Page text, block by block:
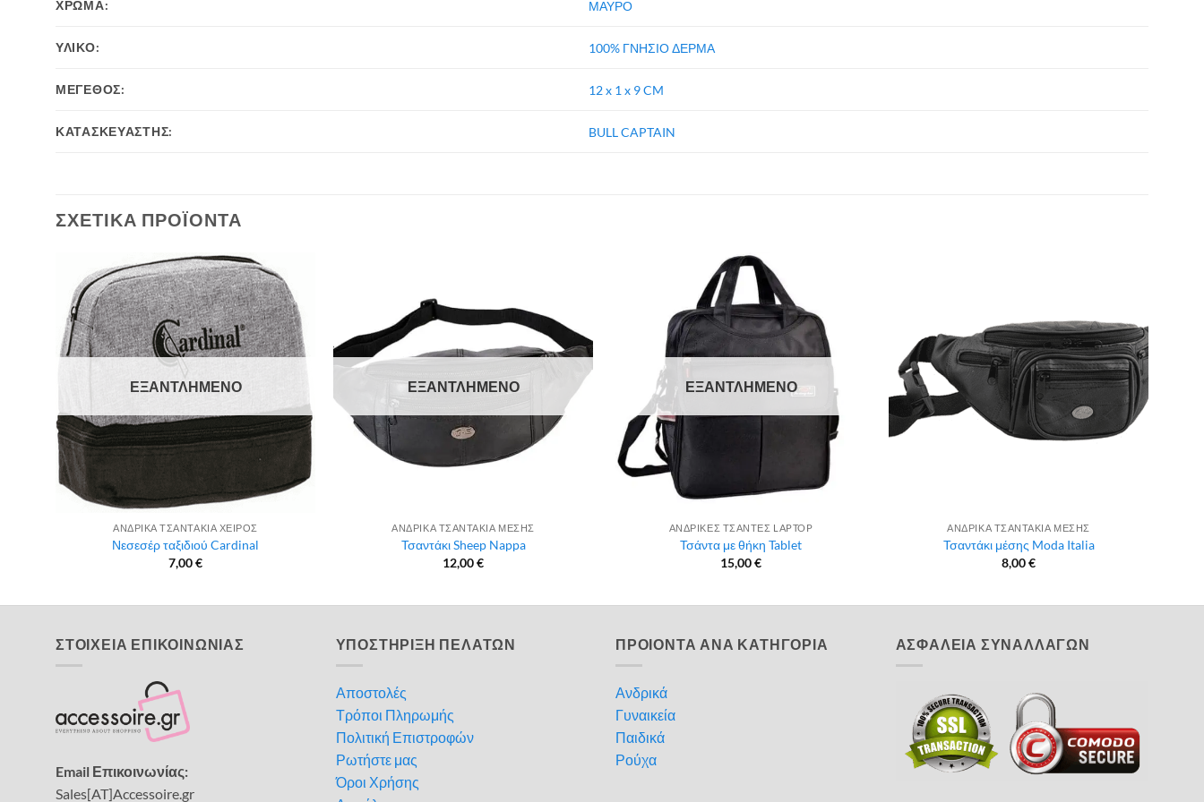
ΧΡΩΜΑ: ΜΑΥΡΟ
ΥΛΙΚΟ: 100% ΓΝΗΣΙΟ ΔΕΡΜΑ
ΜΕΓΕΘΟΣ: 12 x 1 x 9 CM
ΚΑΤΑΣΚΕΥΑΣΤΗΣ: BULL CAPTAIN
ΣΧΕΤΙΚΆ ΠΡΟΪΌΝΤΑ
ΕΞΑΝΤΛΗΜΈΝΟ
ΑΝΔΡΙΚΑ ΤΣΑΝΤΑΚΙΑ ΧΕΙΡΟΣ
Νεσεσέρ ταξιδιού Cardinal
7,00€
ΕΞΑΝΤΛΗΜΈΝΟ
ΑΝΔΡΙΚΑ ΤΣΑΝΤΑΚΙΑ ΜΕΣΗΣ
Τσαντάκι Sheep Nappa
12,00€
ΕΞΑΝΤΛΗΜΈΝΟ
ΑΝΔΡΙΚΕΣ ΤΣΑΝΤΕΣ LAPTOP
Τσάντα με θήκη Tablet
15,00€
ΑΝΔΡΙΚΑ ΤΣΑΝΤΑΚΙΑ ΜΕΣΗΣ
Τσαντάκι μέσης Moda Italia
8,00€
ΣΤΟΙΧΕΙΑ ΕΠΙΚΟΙΝΩΝΙΑΣ
Email Επικοινωνίας:
Sales[AT]Accessoire.gr
ΥΠΟΣΤΗΡΙΞΗ ΠΕΛΑΤΩΝ
Αποστολές
Τρόποι Πληρωμής
Πολιτική Επιστροφών
Ρωτήστε μας
Όροι Χρήσης
ΠΡΟΙΟΝΤΑ ΑΝΑ ΚΑΤΗΓΟΡΙΑ
Ανδρικά
Γυναικεία
Παιδικά
Ρούχα
ΑΣΦΑΛΕΙΑ ΣΥΝΑΛΛΑΓΩΝ